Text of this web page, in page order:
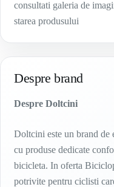
consultati galeria de
starea produsului
Despre brand
Despre Doltcini
Doltcini este un brand de
cu produse dedicate
bicicleta. In oferta
potrivite pentru ciclisti